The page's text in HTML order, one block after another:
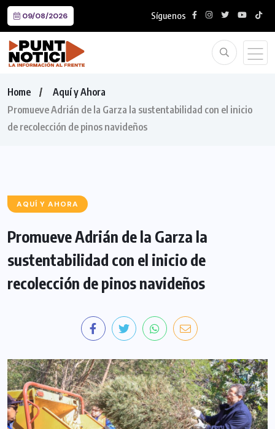
09/08/2026 Síguenos
Home
Aquí y Ahora
Promueve Adrián de la Garza la sustentabilidad con el inicio
de recolección de pinos navideños
AQUÍ Y AHORA
Promueve Adrián de la Garza la
sustentabilidad con el inicio de
recolección de pinos navideños